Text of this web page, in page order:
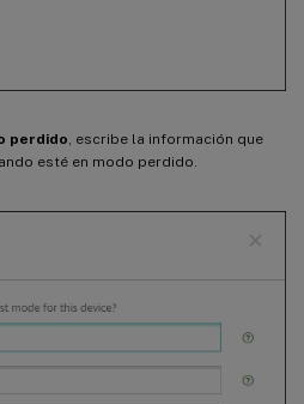
perdido , escribe la información que
esté en modo perdido.